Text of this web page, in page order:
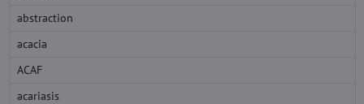
abstraction
acacia
ACAF
acariasis